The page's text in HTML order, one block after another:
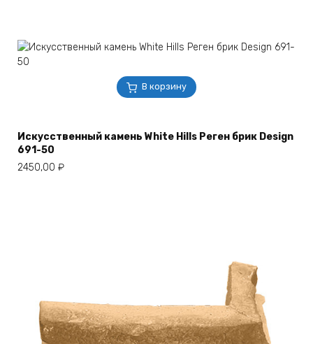
В корзину
Искусственный камень White Hills Реген брик Design
691-50
2450,00 ₽